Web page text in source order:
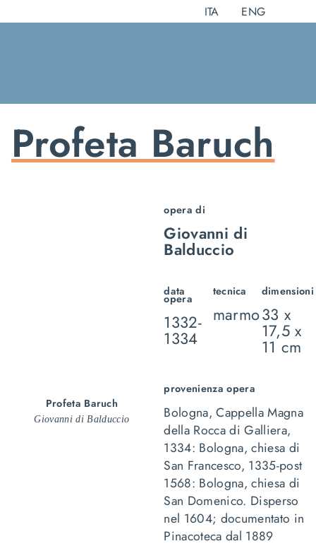
al
ITA ENG
Profeta Baruch
Profeta Baruch
Giovanni di Balduccio
opera di
Giovanni di
Balduccio
data
opera
1332-
1334
tecnica
marmo
dimensioni
33 x
17,5 x
11 cm
provenienza opera
Bologna, Cappella Magna
della Rocca di Galliera,
1334: Bologna, chiesa di
San Francesco, 1335-post
1568: Bologna, chiesa di
San Domenico. Disperso
nel 1604; documentato in
Pinacoteca dal 1889